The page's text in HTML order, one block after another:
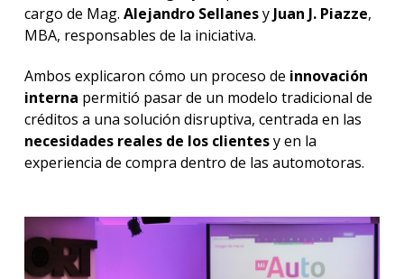
cargo de Mag. Alejandro SellanesyJuan J. Piazze,
MBA, responsables de la iniciativa.
Ambos explicaron cómo un proceso de innovación
interna permitió pasar de un modelo tradicional de
créditos a una solución disruptiva, centrada en las
necesidades reales de los clientesy en la
experiencia de compra dentro de las automotoras.